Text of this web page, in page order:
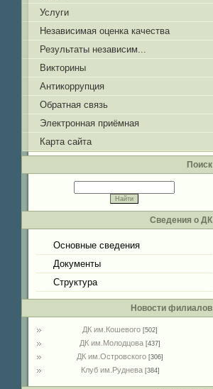
Услуги
Независимая оценка качества
Результаты независим...
Викторины
Антикоррупция
Обратная связь
Электронная приёмная
Карта сайта
Поиск
Сведения о ДК
Основные сведения
Документы
Структура
Новости филиалов
ДК им.Кошевого [502]
ДК им.Молодцова [437]
ДК им.Островского [306]
Клуб им.Руднева [384]